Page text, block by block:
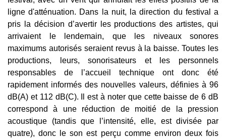
ligne d'atténuation. Dans la nuit, la direction du festival a
pris la décision d’avertir les productions des artistes, qui
arrivaient le lendemain, que les niveaux sonores
maximums autorisés seraient revus à la baisse. Toutes les
productions, leurs, sonorisateurs et les personnels
responsables de l’accueil technique ont donc été
rapidement informés des nouvelles valeurs, définies à 96
dB(A) et 112 dB(C). Il est à noter que cette baisse de 6 dB
correspond à une réduction de moitié de la pression
acoustique (tandis que l’intensité, elle, est divisée par
quatre), donc le son est perçu comme environ deux fois